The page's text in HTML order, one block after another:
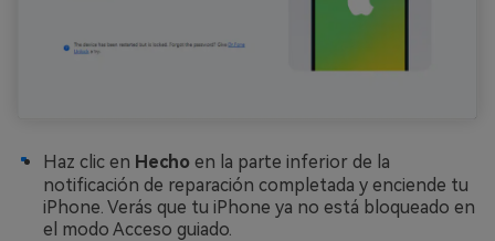
Haz clic en Hecho en la parte inferior de la
notificación de reparación completada y enciende tu
iPhone. Verás que tu iPhone ya no está bloqueado en
el modo Acceso guiado.